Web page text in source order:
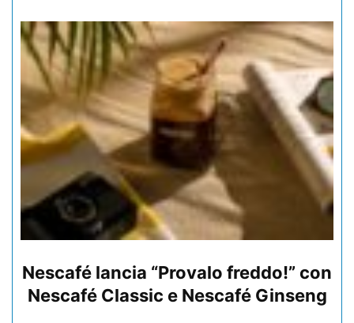
Nescafé lancia “Provalo freddo!” con
Nescafé Classic e Nescafé Ginseng